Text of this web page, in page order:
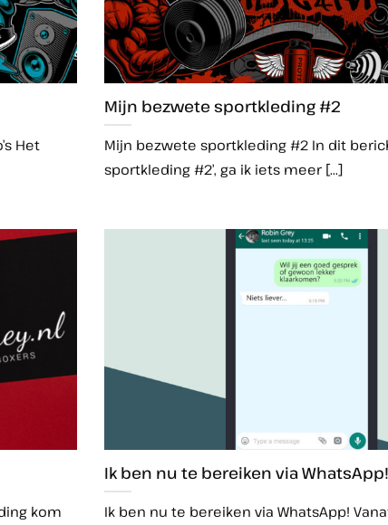
Het
Mijn bezwete sportkleding #2
Mijn bezwete sportkleding #2 In dit
sportkleding #2’, ga ik iets meer [...]
kom
Ik ben nu te bereiken via WhatsApp!
Ik ben nu te bereiken via WhatsApp!